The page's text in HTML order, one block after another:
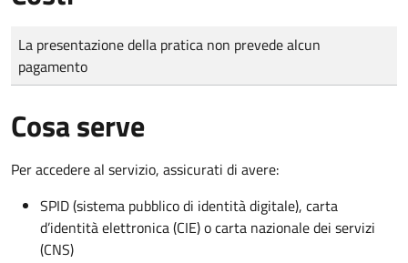
Tipo di pagamento
Importo
La presentazione della pratica non prevede alcun
pagamento
Cosa serve
Per accedere al servizio, assicurati di avere:
SPID (sistema pubblico di identità digitale), carta
d’identità elettronica (CIE) o carta nazionale dei servizi
(CNS)